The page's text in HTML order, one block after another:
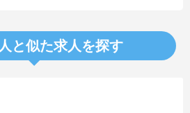
と似た求人を探す